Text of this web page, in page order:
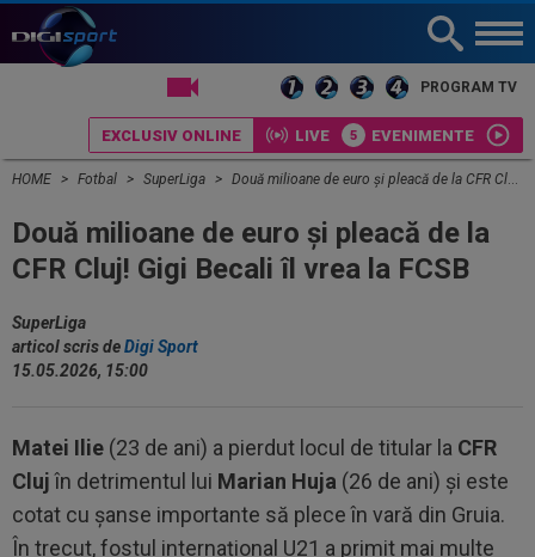
PROGRAM TV
EXCLUSIV ONLINE LIVE EVENIMENTE
HOME Fotbal SuperLiga Două milioane de euro și pleacă de la CFR Cluj! Gigi Becali îl vrea la FCSB
Două milioane de euro și pleacă de la
CFR Cluj! Gigi Becali îl vrea la FCSB
SuperLiga
articol scris deDigi Sport
15.05.2026, 15:00
Matei Ilie (23 de ani) a pierdut locul de titular la CFR
Clujîn detrimentul lui Marian Huja (26 de ani) și este
cotat cu șanse importante să plece în vară din Gruia.
În trecut, fostul internațional U21 a primit mai multe